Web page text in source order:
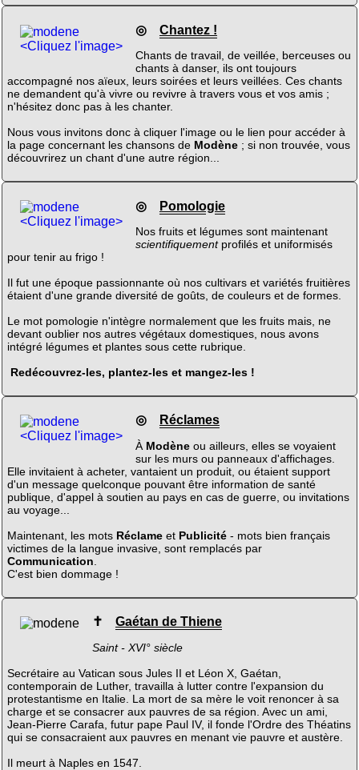
<Cliquez l'image>
◎ Chantez !
Chants de travail, de veillée, berceuses ou
chants à danser, ils ont toujours
accompagné nos aïeux, leurs soirées et leurs veillées. Ces chants
ne demandent qu'à vivre ou revivre à travers vous et vos amis ;
n'hésitez donc pas à les chanter.
Nous vous invitons donc à cliquer l'image ou le lien pour accéder à
la page concernant les chansons de Modène; si non trouvée, vous
découvrirez un chant d'une autre région...
<Cliquez l'image>
◎ Pomologie
Nos fruits et légumes sont maintenant
scientifiquementprofilés et uniformisés
pour tenir au frigo !
Il fut une époque passionnante où nos cultivars et variétés fruitières
étaient d'une grande diversité de goûts, de couleurs et de formes.
Le mot pomologie n'intègre normalement que les fruits mais, ne
devant oublier nos autres végétaux domestiques, nous avons
intégré légumes et plantes sous cette rubrique.
Redécouvrez-les, plantez-les et mangez-les !
<Cliquez l'image>
◎ Réclames
À Modèneou ailleurs, elles se voyaient
sur les murs ou panneaux d'affichages.
Elle invitaient à acheter, vantaient un produit, ou étaient support
d'un message quelconque pouvant être information de santé
publique, d'appel à soutien au pays en cas de guerre, ou invitations
au voyage...
Maintenant, les mots Réclameet Publicité- mots bien français
victimes de la langue invasive, sont remplacés par
Communication
C'est bien dommage !
✝ Gaétan de Thiene
Saint - XVI° siècle
Secrétaire au Vatican sous Jules II et Léon X, Gaétan,
contemporain de Luther, travailla à lutter contre l'expansion du
protestantisme en Italie. La mort de sa mère le voit renoncer à sa
charge et se consacrer aux pauvres de sa région. Avec un ami,
Jean-Pierre Carafa, futur pape Paul IV, il fonde l'Ordre des Théatins
qui se consacraient aux pauvres en menant vie pauvre et austère.
Il meurt à Naples en 1547.